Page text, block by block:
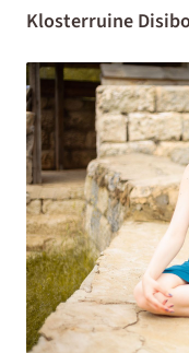
Klosterruine